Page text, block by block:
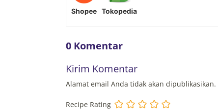
Shopee Tokopedia
0 Komentar
Kirim Komentar
Alamat email Anda tidak akan dipublikasikan.
Recipe Rating